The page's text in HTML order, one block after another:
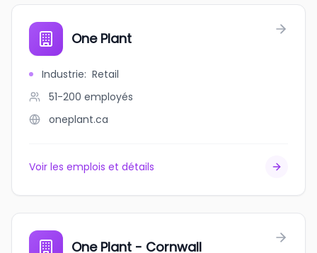
One Plant
Industrie: Retail
51-200 employés
oneplant.ca
Voir les emplois et détails
One Plant - Cornwall